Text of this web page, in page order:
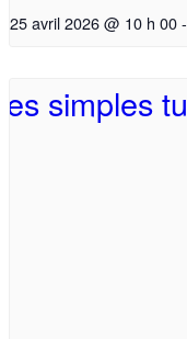
25 avril 2026 @ 10 h 00-